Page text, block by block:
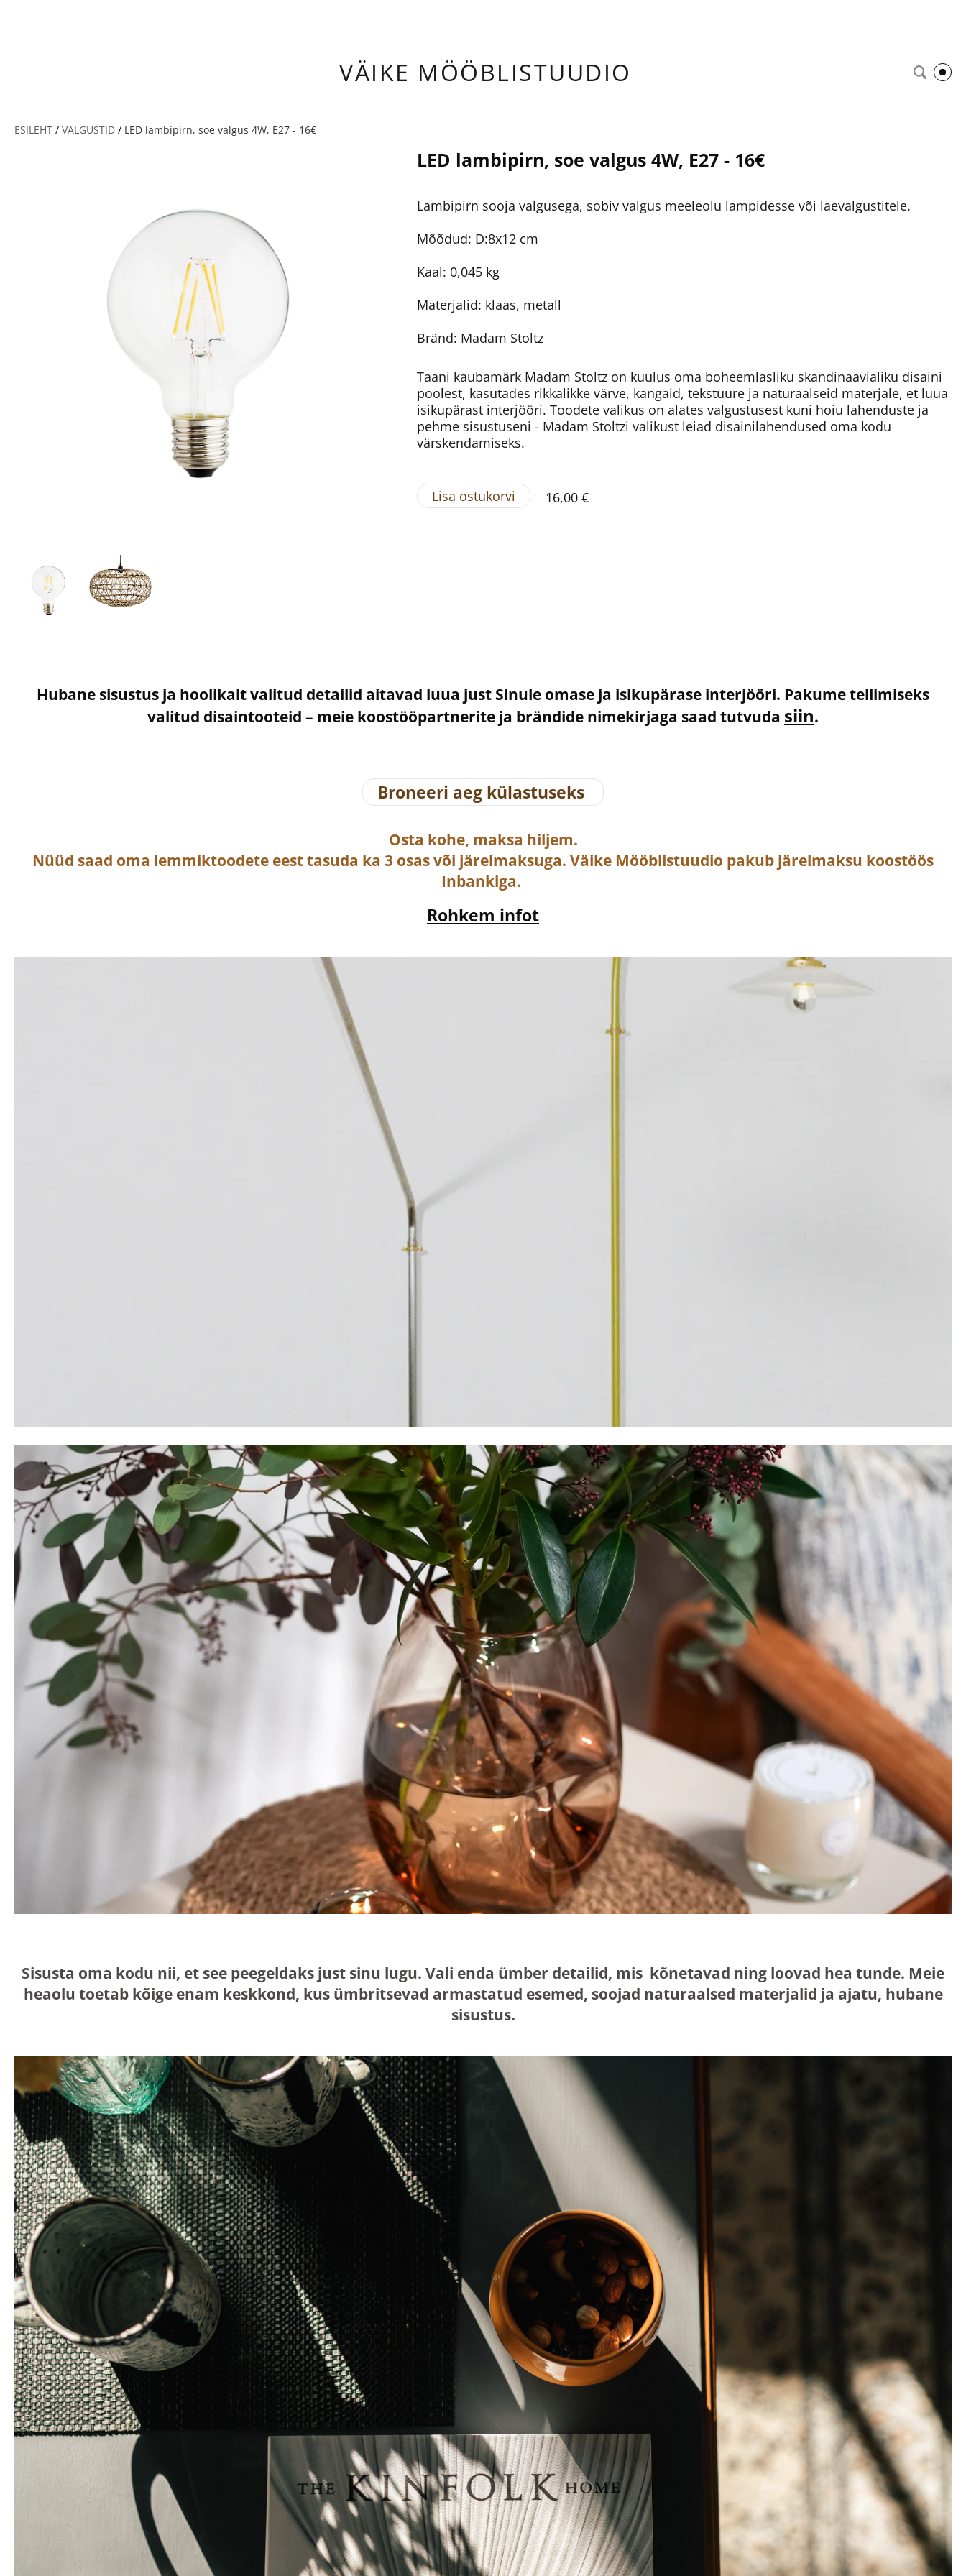
VÄIKE MÖÖBLISTUUDIO
ESILEHT / VALGUSTID / LED lambipirn, soe valgus 4W, E27 - 16€
LED lambipirn, soe valgus 4W, E27 - 16€
Lambipirn sooja valgusega, sobiv valgus meeleolu lampidesse või laevalgustitele.
Mõõdud: D:8x12 cm
Kaal: 0,045 kg
Materjalid: klaas, metall
Bränd: Madam Stoltz
Taani kaubamärk Madam Stoltz on kuulus oma boheemlasliku skandinaavialiku disaini
poolest, kasutades rikkalikke värve, kangaid, tekstuure ja naturaalseid materjale, et luua
isikupärast interjööri. Toodete valikus on alates valgustusest kuni hoiu lahenduste ja
pehme sisustuseni - Madam Stoltzi valikust leiad disainilahendused oma kodu
värskendamiseks.
Lisa ostukorvi 16,00 €
Hubane sisustus ja hoolikalt valitud detailid aitavad luua just Sinule omase ja isikupärase interjööri. Pakume tellimiseks
valitud disaintooteid – meie koostööpartnerite ja brändide nimekirjaga saad tutvuda siin.
Broneeri aeg külastuseks
Osta kohe, maksa hiljem.
Nüüd saad oma lemmiktoodete eest tasuda ka 3 osas või järelmaksuga. Väike Mööblistuudio pakub järelmaksu koostöös
Inbankiga.
Rohkem infot
Sisusta oma kodu nii, et see peegeldaks just sinu lugu. Vali enda ümber detailid, mis kõnetavad ning loovad hea tunde. Meie
heaolu toetab kõige enam keskkond, kus ümbritsevad armastatud esemed, soojad naturaalsed materjalid ja ajatu, hubane
sisustus.